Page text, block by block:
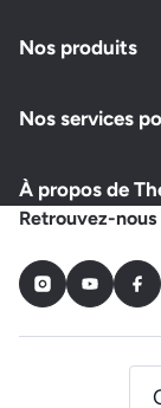
Nos produits
Nos services
À propos de
Retrouvez-
InstagramYoutube